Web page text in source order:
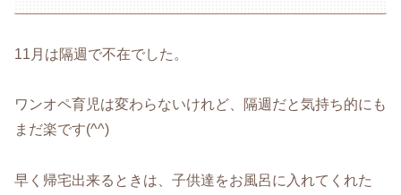
11月は隔週で不在でした。
ワンオペ育児は変わらないけれど、隔週だと気持ち的にも
まだ楽です(^^)
早く帰宅出来るときは、子供達をお風呂に入れてくれた